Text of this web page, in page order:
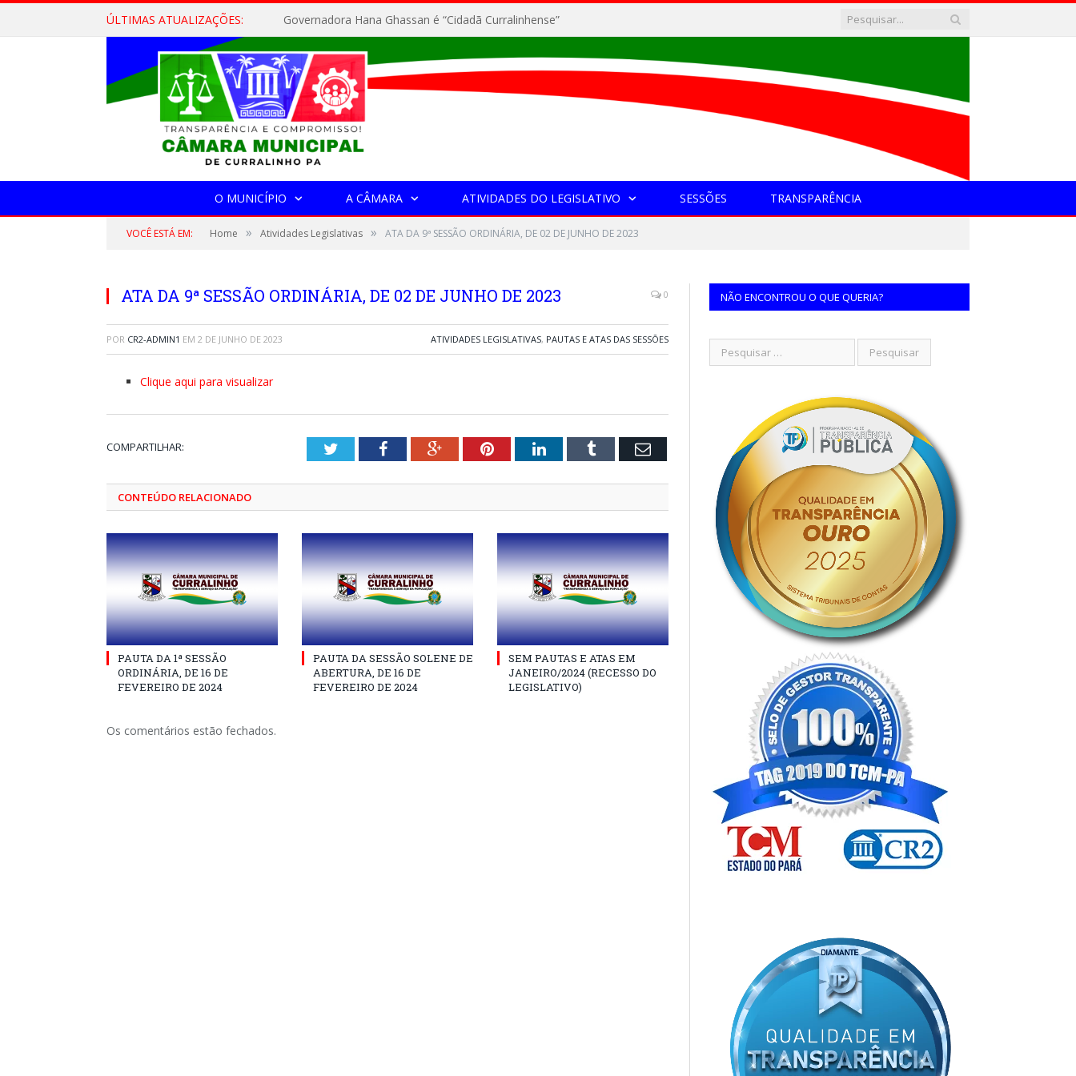
ÚLTIMAS ATUALIZAÇÕES: Governadora Hana Ghassan é “Cidadã Curralinhense”
O MUNICÍPIO A CÂMARA ATIVIDADES DO LEGISLATIVO SESSÕES TRANSPARÊNCIA
VOCÊ ESTÁ EM: Home » Atividades Legislativas » ATA DA 9ª SESSÃO ORDINÁRIA, DE 02 DE JUNHO DE 2023
ATA DA 9ª SESSÃO ORDINÁRIA, DE 02 DE JUNHO DE 2023 0
POR CR2-ADMIN1 EM 2 DE JUNHO DE 2023 ATIVIDADES LEGISLATIVAS, PAUTAS E ATAS DAS SESSÕES
Clique aqui para visualizar
COMPARTILHAR: TwitterFacebookGoogle+PinterestLinkedInTumblr Email
CONTEÚDO RELACIONADO
PAUTA DA 1ª SESSÃO
ORDINÁRIA, DE 16 DE
FEVEREIRO DE 2024
PAUTA DA SESSÃO SOLENE DE
ABERTURA, DE 16 DE
FEVEREIRO DE 2024
SEM PAUTAS E ATAS EM
JANEIRO/2024 (RECESSO DO
LEGISLATIVO)
Os comentários estão fechados.
NÃO ENCONTROU O QUE QUERIA?